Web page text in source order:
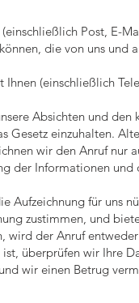
Post, E-
die von uns und
(einschließlich
Absichten und
Gesetz einzuhalten.
wir den Anruf nur
der Informationen
Aufzeichnung für uns
zustimmen, und
wird der Anruf
überprüfen wir Ihre
wir einen Betrug